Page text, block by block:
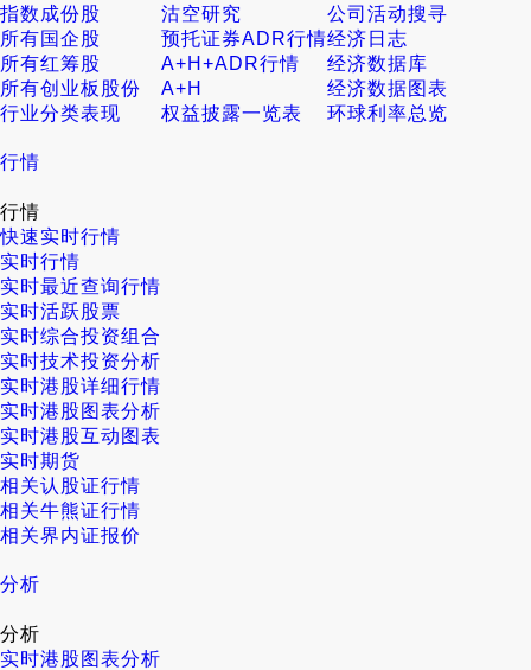
指数成份股
沽空研究
公司活动搜寻
所有国企股
预托证券ADR行情经济日志
所有红筹股
A+H+ADR行情
经济数据库
所有创业板股份
A+H
经济数据图表
行业分类表现
权益披露一览表 环球利率总览
行情
行情
快速实时行情
实时行情
实时最近查询行情
实时活跃股票
实时综合投资组合
实时技术投资分析
实时港股详细行情
实时港股图表分析
实时港股互动图表
实时期货
相关认股证行情
相关牛熊证行情
相关界内证报价
分析
分析
实时港股图表分析